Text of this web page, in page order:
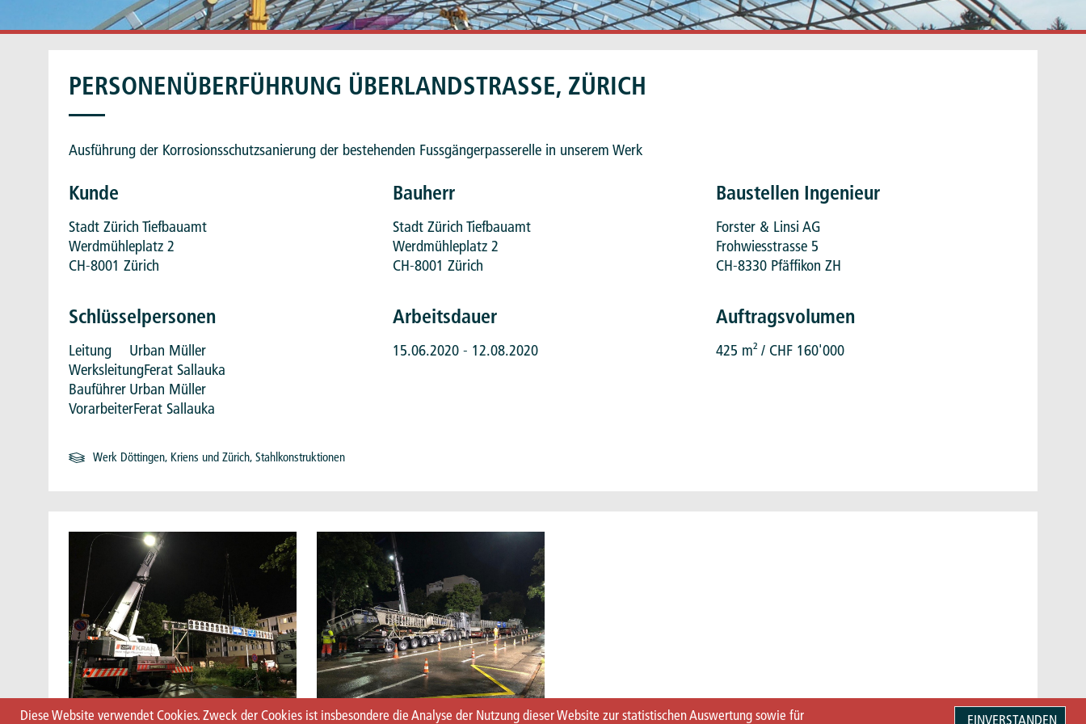
PERSONENÜBERFÜHRUNG ÜBERLANDSTRASSE, ZÜRICH
Ausführung der Korrosionsschutzsanierung der bestehenden Fussgängerpasserelle in unserem Werk
Kunde
Stadt Zürich Tiefbauamt
Werdmühleplatz 2
CH-8001 Zürich
Bauherr
Stadt Zürich Tiefbauamt
Werdmühleplatz 2
CH-8001 Zürich
Baustellen Ingenieur
Forster & Linsi AG
Frohwiesstrasse 5
CH-8330 Pfäffikon ZH
Schlüsselpersonen
Leitung
Urban Müller
WerksleitungFerat Sallauka
Bauführer Urban Müller
VorarbeiterFerat Sallauka
Arbeitsdauer
15.06.2020 - 12.08.2020
Auftragsvolumen
425 m² / CHF 160'000
Werk Döttingen, Kriens und Zürich, Stahlkonstruktionen
Diese Website verwendet Cookies. Zweck der Cookies ist insbesondere die Analyse der Nutzung dieser Website zur statistischen Auswertung sowie für EINVERSTANDEN